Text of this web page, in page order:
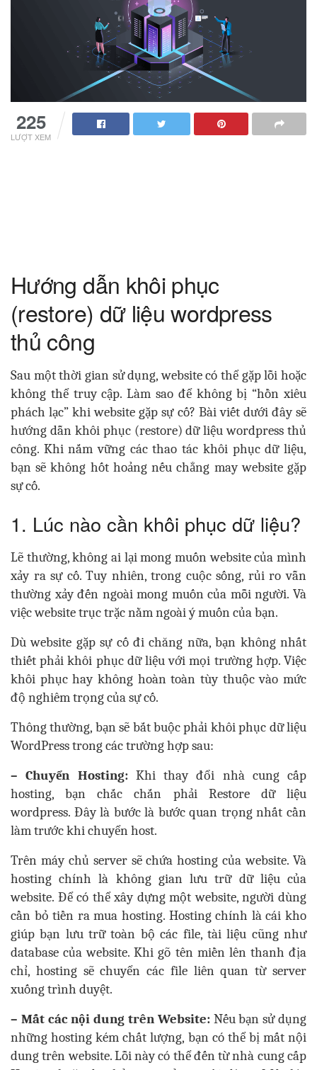
225
LƯỢT XEM
Hướng dẫn khôi phục
(restore) dữ liệu wordpress
thủ công
Sau một thời gian sử dụng, website có thể gặp lỗi hoặc
không thể truy cập. Làm sao để không bị “hồn xiêu
phách lạc” khi website gặp sự cố? Bài viết dưới đây sẽ
hướng dẫn khôi phục (restore) dữ liệu wordpress thủ
công. Khi nắm vững các thao tác khôi phục dữ liệu,
bạn sẽ không hốt hoảng nếu chẳng may website gặp
sự cố.
1. Lúc nào cần khôi phục dữ liệu?
Lẽ thường, không ai lại mong muốn website của mình
xảy ra sự cố. Tuy nhiên, trong cuộc sống, rủi ro vẫn
thường xảy đến ngoài mong muốn của mỗi người. Và
việc website trục trặc nằm ngoài ý muốn của bạn.
Dù website gặp sự cố đi chăng nữa, bạn không nhất
thiết phải khôi phục dữ liệu với mọi trường hợp. Việc
khôi phục hay không hoàn toàn tùy thuộc vào mức
độ nghiêm trọng của sự cố.
Thông thường, bạn sẽ bắt buộc phải khôi phục dữ liệu
WordPress trong các trường hợp sau:
– Chuyển Hosting:Khi thay đổi nhà cung cấp
hosting, bạn chắc chắn phải Restore dữ liệu
wordpress. Đây là bước là bước quan trọng nhất cần
làm trước khi chuyển host.
Trên máy chủ server sẽ chứa hosting của website. Và
hosting chính là không gian lưu trữ dữ liệu của
website. Để có thể xây dựng một website, người dùng
cần bỏ tiền ra mua hosting. Hosting chính là cái kho
giúp bạn lưu trữ toàn bộ các file, tài liệu cũng như
database của website. Khi gõ tên miền lên thanh địa
chỉ, hosting sẽ chuyển các file liên quan từ server
xuống trình duyệt.
– Mất các nội dung trên Website:Nếu bạn sử dụng
những hosting kém chất lượng, bạn có thể bị mất nội
dung trên website. Lỗi này có thể đến từ nhà cung cấp